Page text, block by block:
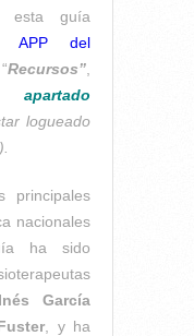
esta guía
APP del
Recursos”
apartado
logueado
principales
nacionales
ha sido
García
, y ha